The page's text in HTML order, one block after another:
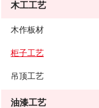
木工工艺
木作板材
柜子工艺
吊顶工艺
油漆工艺